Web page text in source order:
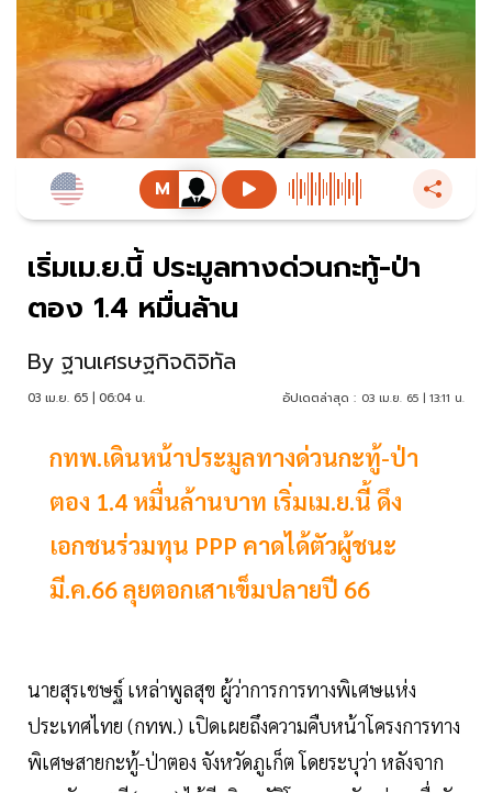
เริ่มเม.ย.นี้ ประมูลทางด่วนกะทู้-ป่า
ตอง 1.4 หมื่นล้าน
By ฐานเศรษฐกิจดิจิทัล
03 เม.ย. 65 | 06:04 น. อัปเดตล่าสุด : 03 เม.ย. 65 | 13:11 น.
กทพ.เดินหน้าประมูลทางด่วนกะทู้-ป่า
ตอง 1.4 หมื่นล้านบาท เริ่มเม.ย.นี้ ดึง
เอกชนร่วมทุน PPP คาดได้ตัวผู้ชนะ
มี.ค.66 ลุยตอกเสาเข็มปลายปี 66
นายสุรเชษฐ์ เหล่าพูลสุข ผู้ว่าการการทางพิเศษแห่ง
ประเทศไทย (กทพ.) เปิดเผยถึงความคืบหน้าโครงการทาง
พิเศษสายกะทู้-ป่าตอง จังหวัดภูเก็ต โดยระบุว่า หลังจาก